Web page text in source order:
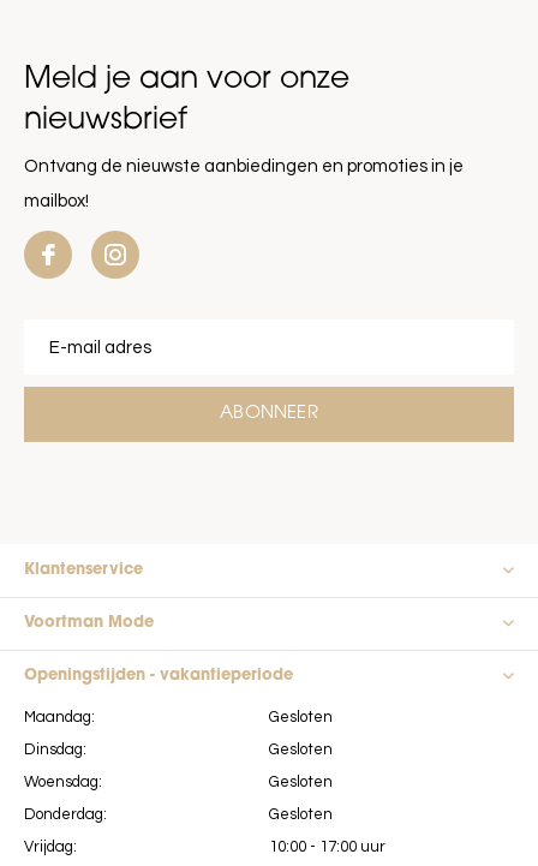
Meld je aan voor onze
nieuwsbrief
Ontvang de nieuwste aanbiedingen en promoties in je
mailbox!
ABONNEER
Klantenservice
Voortman Mode
Openingstijden - vakantieperiode
Maandag:
Dinsdag:
Woensdag:
Donderdag:
Vrijdag:
Gesloten
Gesloten
Gesloten
Gesloten
10:00 - 17:00 uur